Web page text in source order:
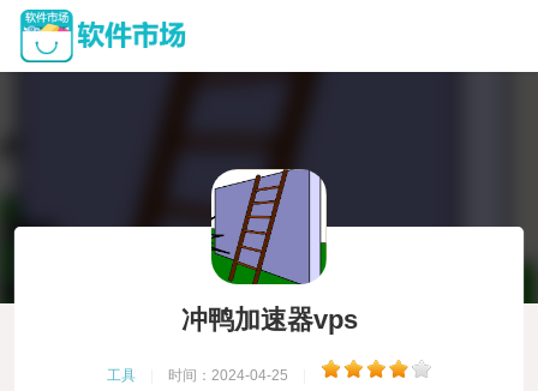
冲鸭加速器vps
工具 时间：2024-04-25